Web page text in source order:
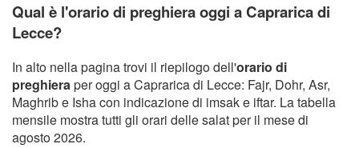
Qual è l'orario di preghiera oggi a Caprarica di
Lecce?
In alto nella pagina trovi il riepilogo dell'orario di
preghieraper oggi a Caprarica di Lecce: Fajr, Dohr, Asr,
Maghrib e Isha con indicazione di imsak e iftar. La tabella
mensile mostra tutti gli orari delle salat per il mese di
agosto 2026.